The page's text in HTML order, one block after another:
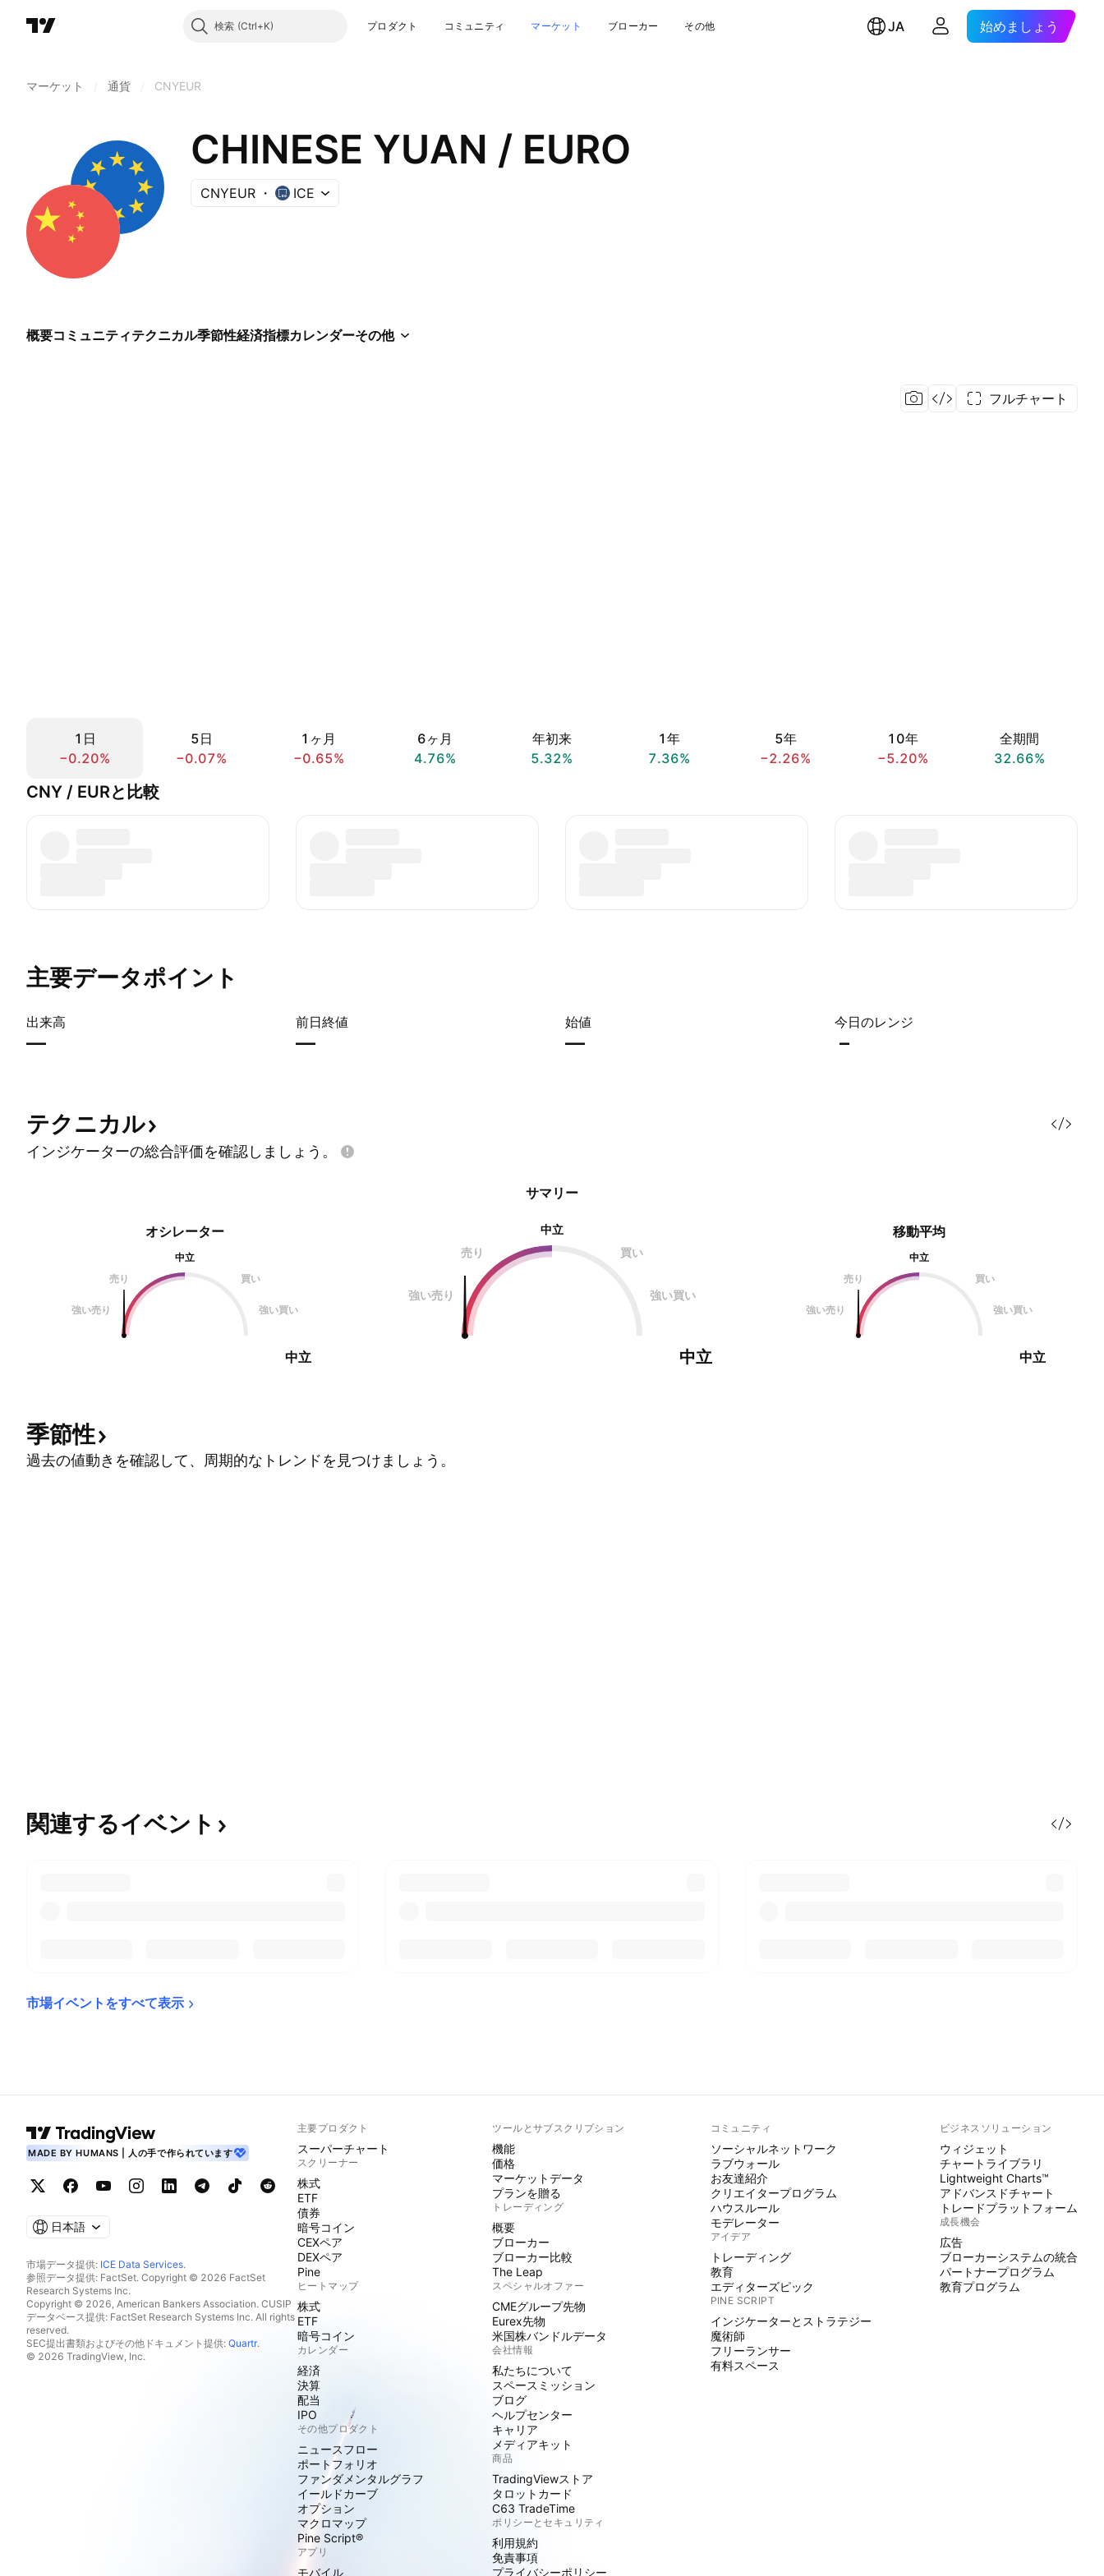
検索 プロダクト コミュニティ マーケット ブローカー その他 JA 始めましょう
マーケット 通貨 CNYEUR
CHINESE YUAN / EURO
CNYEUR ICE
概要コミュニティテクニカル季節性経済指標カレンダーその他
フルチャート
1日
−0.20%
5日
−0.07%
1ヶ月
−0.65%
6ヶ月
4.76%
年初来
5.32%
1年
7.36%
5年
−2.26%
10年
−5.20%
全期間
32.66%
CNY / EURと比較
主要データポイント
出来高
—
前日終値
—
始値
—
今日のレンジ
–
テクニカル
インジケーターの総合評価を確認しましょう。
オシレーター
中立
売り
買い
強い売り 強い買い
中立
サマリー
中立
売り
買い
強い売り 強い買い
中立
移動平均
中立
売り
買い
強い売り 強い買い
中立
季節性
過去の値動きを確認して、周期的なトレンドを見つけましょう。
関連するイベント
市場イベントをすべて表示
MADE BY HUMANS | 人の手で作られています
日本語
市場データ提供: ICE Data Services.
参照データ提供: FactSet. Copyright © 2026 FactSet
Research Systems Inc.
Copyright © 2026, American Bankers Association. CUSIP
データベース提供: FactSet Research Systems Inc. All rights
reserved.
SEC提出書類およびその他ドキュメント提供: Quartr.
© 2026 TradingView, Inc.
主要プロダクト
スーパーチャート
スクリーナー
株式
ETF
債券
暗号コイン
CEXペア
DEXペア
Pine
ヒートマップ
株式
ETF
暗号コイン
カレンダー
経済
決算
配当
IPO
その他プロダクト
ニュースフロー
ポートフォリオ
ファンダメンタルグラフ
イールドカーブ
オプション
マクロマップ
Pine Script®
アプリ
モバイル
ツールとサブスクリプション
機能
価格
マーケットデータ
プランを贈る
トレーディング
概要
ブローカー
ブローカー比較
The Leap
スペシャルオファー
CMEグループ先物
Eurex先物
米国株バンドルデータ
会社情報
私たちについて
スペースミッション
ブログ
ヘルプセンター
キャリア
メディアキット
商品
TradingViewストア
タロットカード
C63 TradeTime
ポリシーとセキュリティ
利用規約
免責事項
プライバシーポリシー
コミュニティ
ソーシャルネットワーク
ラブウォール
お友達紹介
クリエイタープログラム
ハウスルール
モデレーター
アイデア
トレーディング
教育
エディターズピック
PINE SCRIPT
インジケーターとストラテジー
魔術師
フリーランサー
有料スペース
ビジネスソリューション
ウィジェット
チャートライブラリ
Lightweight Charts™
アドバンスドチャート
トレードプラットフォーム
成長機会
広告
ブローカーシステムの統合
パートナープログラム
教育プログラム